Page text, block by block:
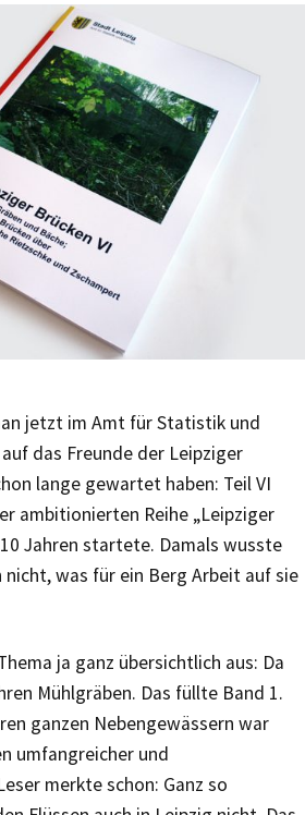
jetzt im Amt für Statistik und
das Freunde der Leipziger
lange gewartet haben: Teil VI
ambitionierten Reihe „Leipziger
Jahren startete. Damals wusste
was für ein Berg Arbeit auf sie
ja ganz übersichtlich aus: Da
Mühlgräben. Das füllte Band 1.
ganzen Nebengewässern war
umfangreicher und
merkte schon: Ganz so